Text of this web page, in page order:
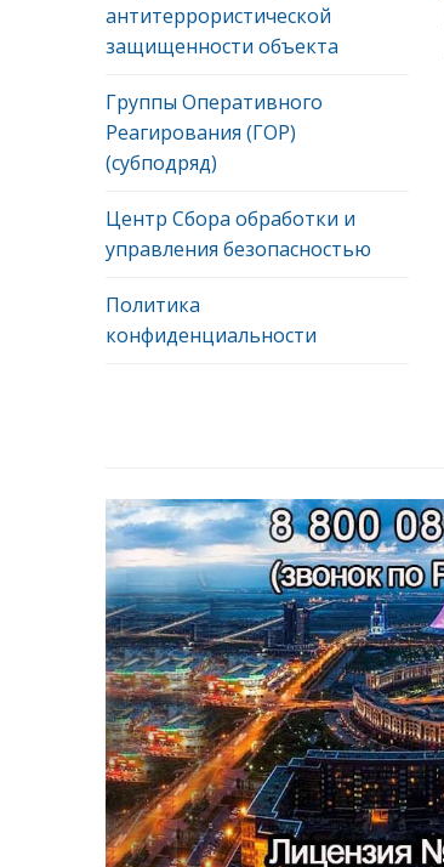
антитеррористической
защищенности объекта
Группы Оперативного
Реагирования (ГОР)
(субподряд)
Центр Сбора обработки и
управления безопасностью
Политика
конфиденциальности